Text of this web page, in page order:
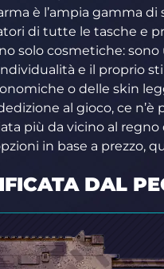
è l’ampia gamma di
di tutte le tasche e
solo cosmetiche:
e il proprio
o delle skin
al gioco, ce n’è
più da vicino al
in base a prezzo,
DAL